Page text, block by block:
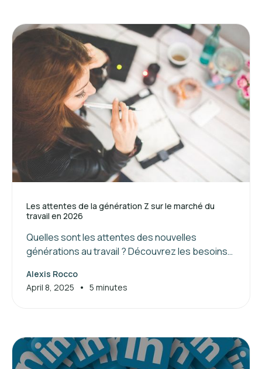
Les attentes de la génération Z sur le marché du
travail en 2026
Quelles sont les attentes des nouvelles
générations au travail ? Découvrez les besoins
manager ces jeunes talents.
Alexis Rocco
April 8, 2025
• 5 minutes